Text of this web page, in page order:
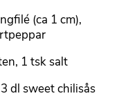
(ca 1 cm),
1 tsk salt
dl sweet chilisås